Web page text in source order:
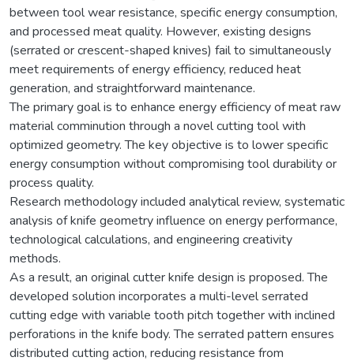
between tool wear resistance, specific energy consumption,
and processed meat quality. However, existing designs
(serrated or crescent-shaped knives) fail to simultaneously
meet requirements of energy efficiency, reduced heat
generation, and straightforward maintenance.
The primary goal is to enhance energy efficiency of meat raw
material comminution through a novel cutting tool with
optimized geometry. The key objective is to lower specific
energy consumption without compromising tool durability or
process quality.
Research methodology included analytical review, systematic
analysis of knife geometry influence on energy performance,
technological calculations, and engineering creativity
methods.
As a result, an original cutter knife design is proposed. The
developed solution incorporates a multi-level serrated
cutting edge with variable tooth pitch together with inclined
perforations in the knife body. The serrated pattern ensures
distributed cutting action, reducing resistance from